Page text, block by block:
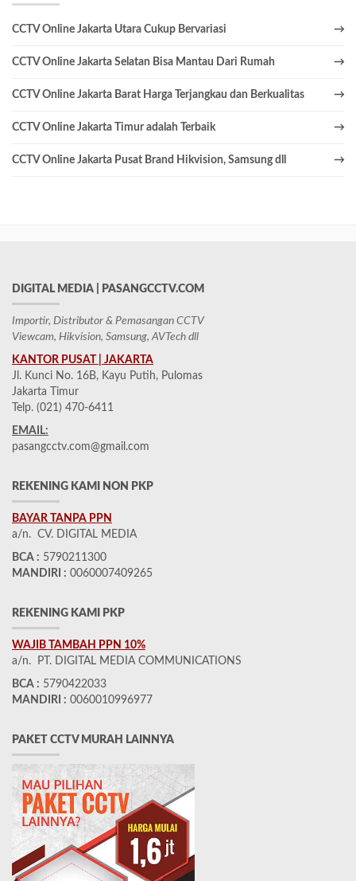
CCTV Online Jakarta Utara Cukup Bervariasi
CCTV Online Jakarta Selatan Bisa Mantau Dari Rumah
CCTV Online Jakarta Barat Harga Terjangkau dan Berkualitas
CCTV Online Jakarta Timur adalah Terbaik
CCTV Online Jakarta Pusat Brand Hikvision, Samsung dll
DIGITAL MEDIA | PASANGCCTV.COM
Importir, Distributor & Pemasangan CCTV
Viewcam, Hikvision, Samsung, AVTech dll
KANTOR PUSAT | JAKARTA
Jl. Kunci No. 16B, Kayu Putih, Pulomas
Jakarta Timur
Telp. (021) 470-6411
EMAIL:
pasangcctv.com@gmail.com
REKENING KAMI NON PKP
BAYAR TANPA PPN
a/n. CV. DIGITAL MEDIA
BCA : 5790211300
MANDIRI : 0060007409265
REKENING KAMI PKP
WAJIB TAMBAH PPN 10%
a/n. PT. DIGITAL MEDIA COMMUNICATIONS
BCA : 5790422033
MANDIRI : 0060010996977
PAKET CCTV MURAH LAINNYA